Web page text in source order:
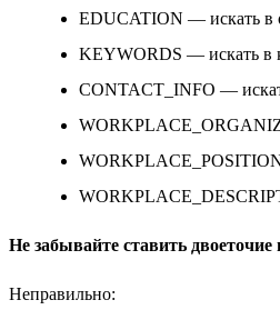
EDUCATION — искать в
KEYWORDS — искать в
CONTACT_INFO —
Не забывайте ставить
Неправильно: